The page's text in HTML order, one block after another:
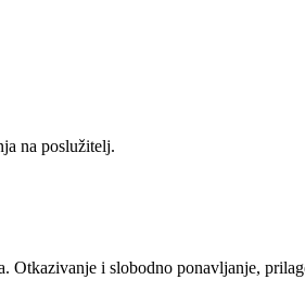
na poslužitelj.
i slobodno ponavljanje,